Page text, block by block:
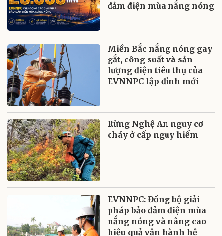
đảm điện mùa nắng nóng
Miền Bắc nắng nóng gay
gắt, công suất và sản
lượng điện tiêu thụ của
EVNNPC lập đỉnh mới
Rừng Nghệ An nguy cơ
cháy ở cấp nguy hiểm
EVNNPC: Đồng bộ giải
pháp bảo đảm điện mùa
nắng nóng và nâng cao
hiệu quả vận hành hệ